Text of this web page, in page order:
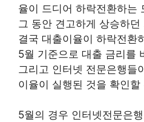
율이 드디어 하락전환하는
그 동안 견고하게 상승하
결국 대출이율이 하락전환
5월 기준으로 대출 금리를
그리고 인터넷 전문은행들
이율이 실행된 것을 확인할
5월의 경우 인터넷전문은